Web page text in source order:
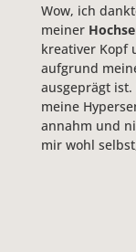
Wow, ich
meiner
kreativer Kopf
aufgrund
ausgeprägt
meine
annahm und
mir wohl